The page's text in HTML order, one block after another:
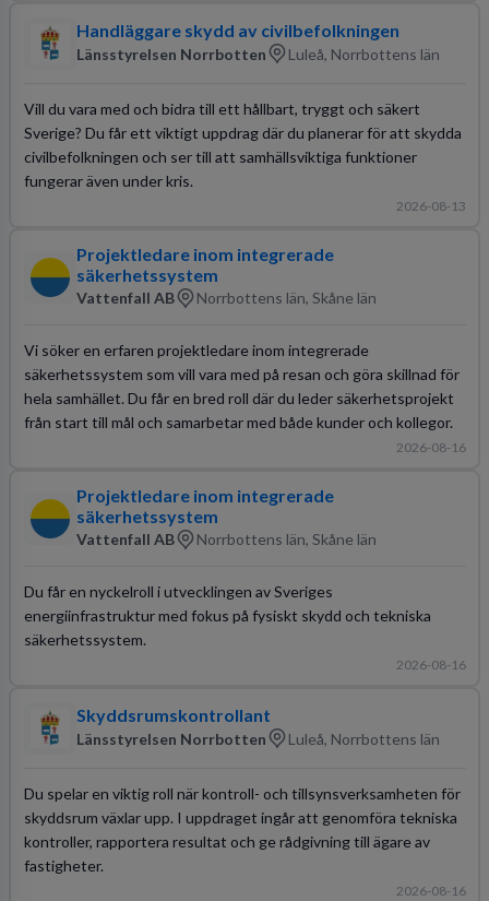
Handläggare skydd av civilbefolkningen
Länsstyrelsen Norrbotten Luleå, Norrbottens län
Vill du vara med och bidra till ett hållbart, tryggt och säkert
Sverige? Du får ett viktigt uppdrag där du planerar för att skydda
civilbefolkningen och ser till att samhällsviktiga funktioner
fungerar även under kris.
2026-08-13
Projektledare inom integrerade
säkerhetssystem
Vattenfall AB Norrbottens län, Skåne län
Vi söker en erfaren projektledare inom integrerade
säkerhetssystem som vill vara med på resan och göra skillnad för
hela samhället. Du får en bred roll där du leder säkerhetsprojekt
från start till mål och samarbetar med både kunder och kollegor.
2026-08-16
Projektledare inom integrerade
säkerhetssystem
Vattenfall AB Norrbottens län, Skåne län
Du får en nyckelroll i utvecklingen av Sveriges
energiinfrastruktur med fokus på fysiskt skydd och tekniska
säkerhetssystem.
2026-08-16
Skyddsrumskontrollant
Länsstyrelsen Norrbotten Luleå, Norrbottens län
Du spelar en viktig roll när kontroll- och tillsynsverksamheten för
skyddsrum växlar upp. I uppdraget ingår att genomföra tekniska
kontroller, rapportera resultat och ge rådgivning till ägare av
fastigheter.
2026-08-16